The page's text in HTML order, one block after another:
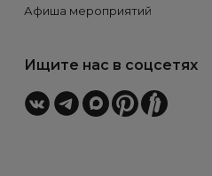
Афиша мероприятий
Ищите нас в соцсетях